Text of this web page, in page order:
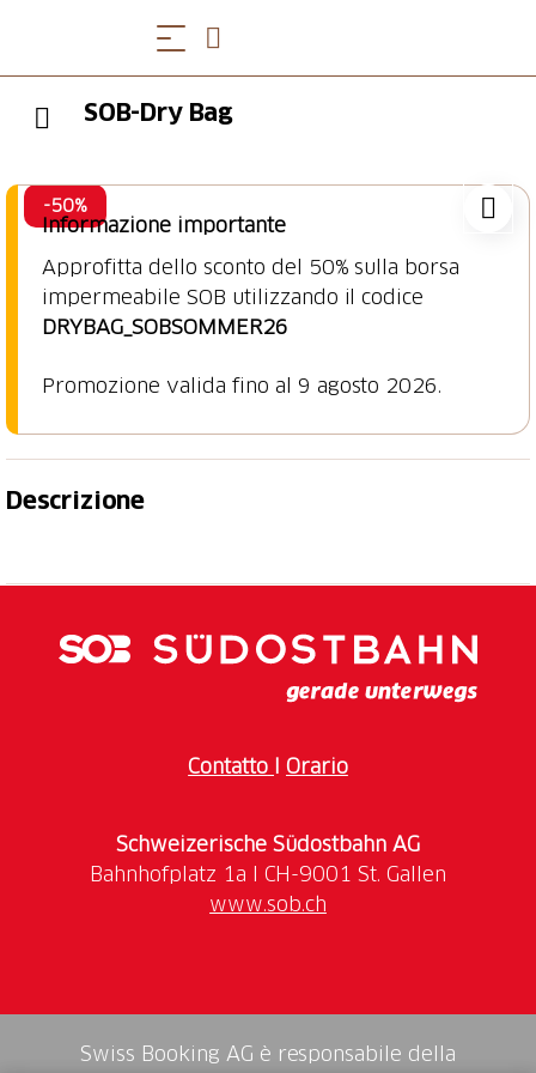
SOB-Dry Bag
-50%
Informazione importante
Approfitta dello sconto del 50% sulla borsa
impermeabile SOB utilizzando il codice
DRYBAG_SOBSOMMER26
Promozione valida fino al 9 agosto 2026.
Descrizione
escursioni o le gite al lago. “Splash splash” e tutto
(Prezzo senza spese di spedizione)
Contatto Orario
Schweizerische Südostbahn AG
www.sob.ch
Swiss Booking AG è responsabile della